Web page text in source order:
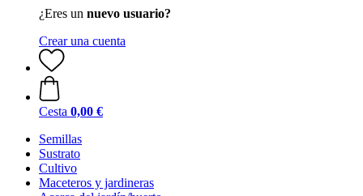
¿Eres un nuevo usuario?
Crear una cuenta
Cesta 0,00 €
Semillas
Sustrato
Cultivo
Maceteros y jardineras